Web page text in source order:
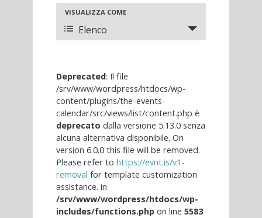
e
viste
Evento
Viste
VISUALIZZA COME
Elenco
Deprecated: Il file
/srv/www/wordpress/htdocs/wp-
content/plugins/the-events-
calendar/src/views/list/content.php è
deprecato dalla versione 5.13.0 senza
alcuna alternativa disponibile. On
version 6.0.0 this file will be removed.
Please refer to https://evnt.is/v1-
removal for template customization
assistance. in
/srv/www/wordpress/htdocs/wp-
includes/functions.php on line 5583